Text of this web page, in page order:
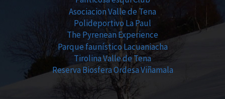
Asociacion Valle de Tena
Polideportivo La Paul
The Pyrenean Experience
Parque faunístico Lacuaniacha
Tirolina Valle de Tena
Reserva Biosfera Ordesa Viñamala